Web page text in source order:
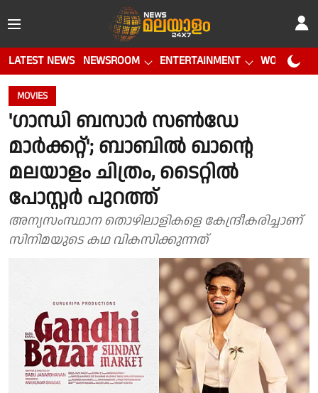
LATEST NEWS NEWSROOM ENTERTAINMENT WORLD CUP
MOVIES
'ഗാന്ധി ബസാർ സൺഡേ
മാർക്കറ്റ്'; ബാബിൽ ഖാന്റെ
മലയാളം ചിത്രം, ടൈറ്റിൽ
പോസ്റ്റർ പുറത്ത്
അന്യസംസ്ഥാന തൊഴിലാളികളെ കേന്ദ്രീകരിച്ചാണ്
സിനിമയുടെ കഥ വികസിക്കുന്നത്